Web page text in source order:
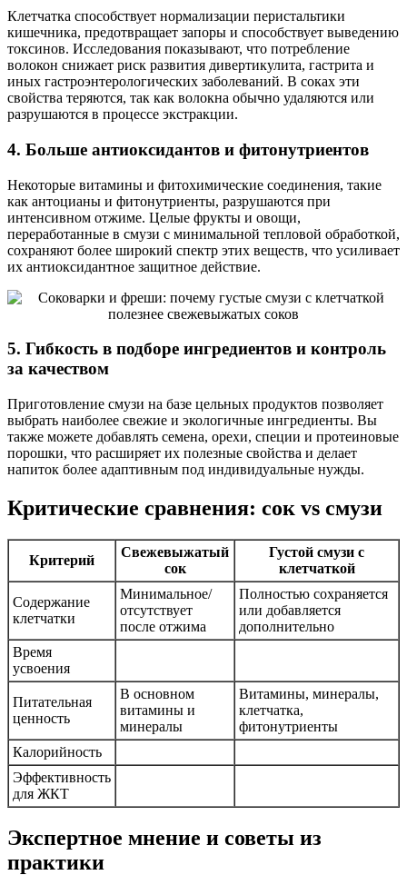
Клетчатка способствует нормализации перистальтики
кишечника, предотвращает запоры и способствует выведению
токсинов. Исследования показывают, что потребление
волокон снижает риск развития дивертикулита, гастрита и
иных гастроэнтерологических заболеваний. В соках эти
свойства теряются, так как волокна обычно удаляются или
разрушаются в процессе экстракции.
4. Больше антиоксидантов и фитонутриентов
Некоторые витамины и фитохимические соединения, такие
как антоцианы и фитонутриенты, разрушаются при
интенсивном отжиме. Целые фрукты и овощи,
переработанные в смузи с минимальной тепловой обработкой,
сохраняют более широкий спектр этих веществ, что усиливает
их антиоксидантное защитное действие.
5. Гибкость в подборе ингредиентов и контроль
за качеством
Приготовление смузи на базе цельных продуктов позволяет
выбрать наиболее свежие и экологичные ингредиенты. Вы
также можете добавлять семена, орехи, специи и протеиновые
порошки, что расширяет их полезные свойства и делает
напиток более адаптивным под индивидуальные нужды.
Критические сравнения: сок vs смузи
Критерий
Свежевыжатый
сок
Густой смузи с
клетчаткой
Содержание
клетчатки
Минимальное/
отсутствует
после отжима
Полностью сохраняется
или добавляется
дополнительно
Время
усвоения
Питательная
ценность
В основном
витамины и
минералы
Витамины, минералы,
клетчатка,
фитонутриенты
Калорийность
Эффективность
для ЖКТ
Экспертное мнение и советы из
практики